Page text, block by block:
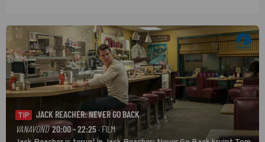
TIP
JACK REACHER: NEVER GO BACK
VANAVOND 20:00 - 22:25 · FILM